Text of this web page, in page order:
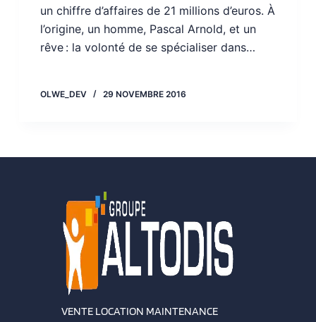
un chiffre d’affaires de 21 millions d’euros. À
l’origine, un homme, Pascal Arnold, et un
rêve : la volonté de se spécialiser dans…
OLWE_DEV 29 NOVEMBRE 2016
VENTE LOCATION MAINTENANCE